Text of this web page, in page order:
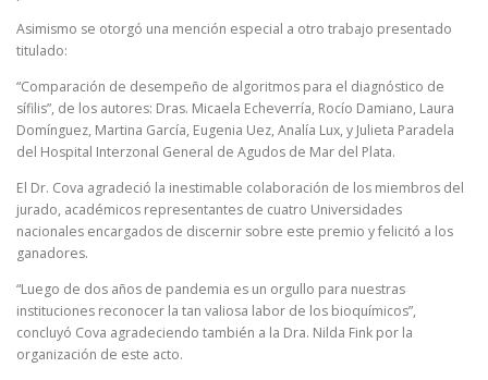
Asimismo se otorgó una mención especial a otro trabajo presentado
titulado:
“Comparación de desempeño de algoritmos para el diagnóstico de
sífilis”, de los autores: Dras. Micaela Echeverría, Rocío Damiano, Laura
Domínguez, Martina García, Eugenia Uez, Analía Lux, y Julieta Paradela
del Hospital Interzonal General de Agudos de Mar del Plata.
El Dr. Cova agradeció la inestimable colaboración de los miembros del
jurado, académicos representantes de cuatro Universidades
nacionales encargados de discernir sobre este premio y felicitó a los
ganadores.
“Luego de dos años de pandemia es un orgullo para nuestras
instituciones reconocer la tan valiosa labor de los bioquímicos”,
concluyó Cova agradeciendo también a la Dra. Nilda Fink por la
organización de este acto.